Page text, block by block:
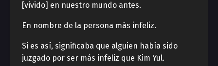
[vivido] en nuestro mundo antes.
En nombre de la persona más infeliz.
Si es así, significaba que alguien había sido
juzgado por ser más infeliz que Kim Yul.